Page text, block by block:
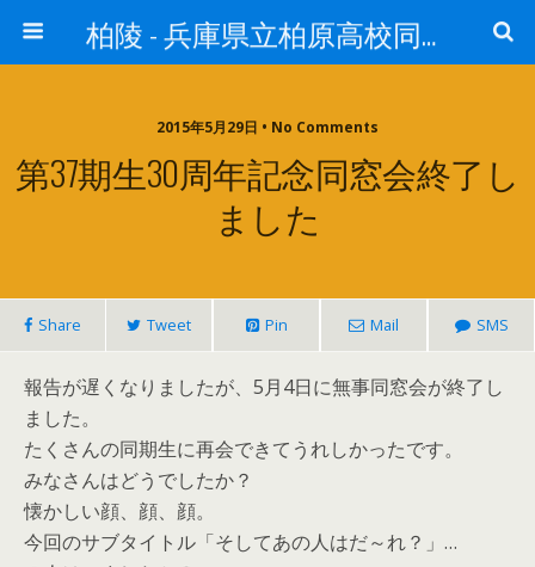
柏陵 - 兵庫県立柏原高校同窓会
2015年5月29日 • No Comments
第37期生30周年記念同窓会終了し
ました
Share Tweet Pin Mail SMS
報告が遅くなりましたが、5月4日に無事同窓会が終了し
ました。
たくさんの同期生に再会できてうれしかったです。
みなさんはどうでしたか？
懐かしい顔、顔、顔。
今回のサブタイトル「そしてあの人はだ～れ？」 …